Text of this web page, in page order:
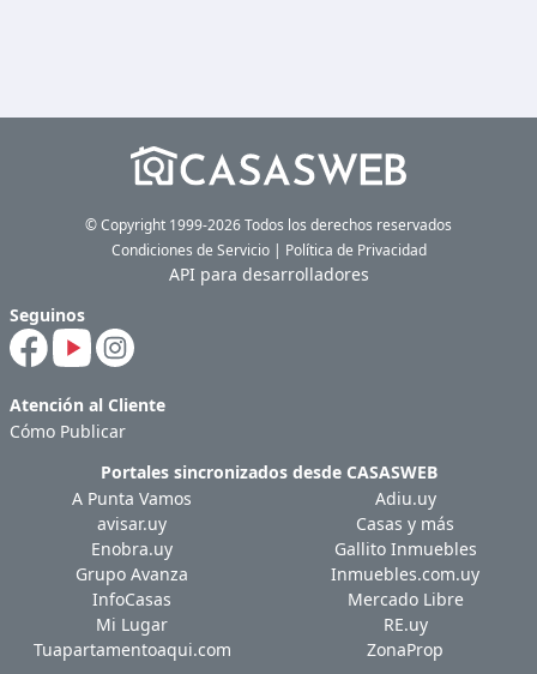
Seguinos
Atención al Cliente
Cómo Publicar
© Copyright 1999-2026 Todos los derechos reservados
Condiciones de Servicio| Política de Privacidad
API para desarrolladores
Portales sincronizados desde CASASWEB
A Punta Vamos
Adiu.uy
avisar.uy
Casas y más
Enobra.uy
Gallito Inmuebles
Grupo Avanza
Inmuebles.com.uy
InfoCasas
Mercado Libre
Mi Lugar
RE.uy
Tuapartamentoaqui.com
ZonaProp